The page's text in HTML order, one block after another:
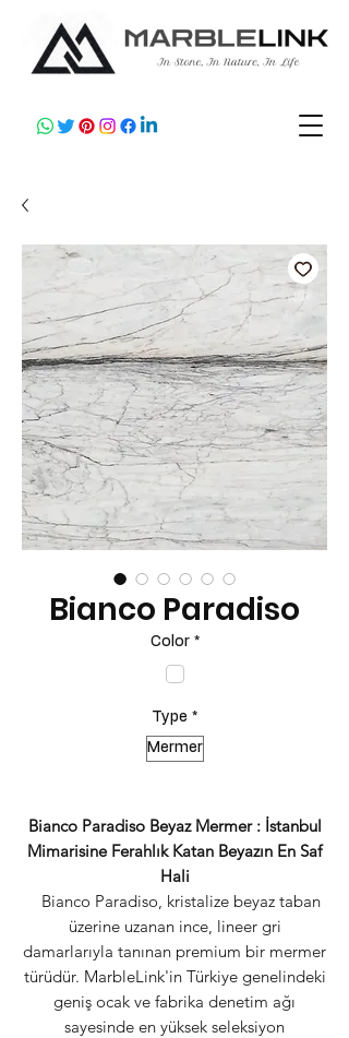
Bianco Paradiso
Color *
Type *
Mermer
Bianco Paradiso Beyaz Mermer : İstanbul
Mimarisine Ferahlık Katan Beyazın En Saf
Hali
Bianco Paradiso, kristalize beyaz taban
üzerine uzanan ince, lineer gri
damarlarıyla tanınan premium bir mermer
türüdür. MarbleLink'in Türkiye genelindeki
geniş ocak ve fabrika denetim ağı
sayesinde en yüksek seleksiyon